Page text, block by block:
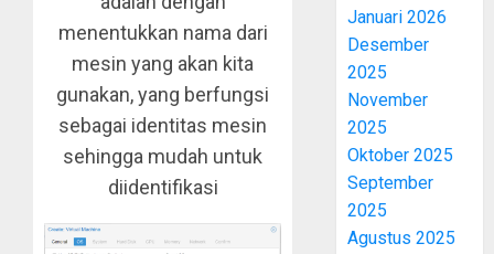
menentukkan nama dari
mesin yang akan kita
gunakan, yang berfungsi
sebagai identitas mesin
sehingga mudah untuk
diidentifikasi
Januari 2026
Desember
2025
November
2025
Oktober 2025
September
2025
Agustus 2025